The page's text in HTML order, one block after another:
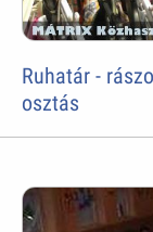
Ruhatár -
osztás